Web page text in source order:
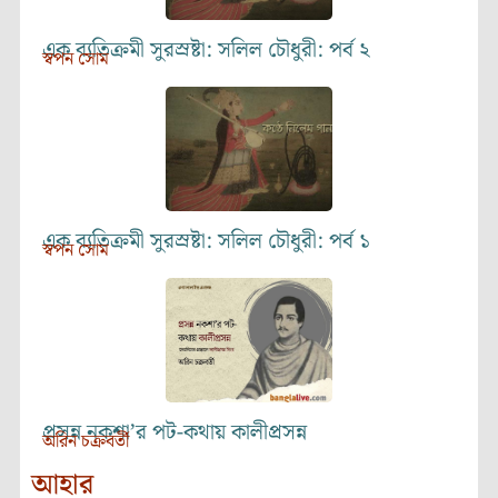
এক ব্যতিক্রমী সুরস্রষ্টা: সলিল চৌধুরী: পর্ব ২
স্বপন সোম
এক ব্যতিক্রমী সুরস্রষ্টা: সলিল চৌধুরী: পর্ব ১
স্বপন সোম
প্রসন্ন নকশা’র পট-কথায় কালীপ্রসন্ন
অরিন চক্রবর্তী
আহার